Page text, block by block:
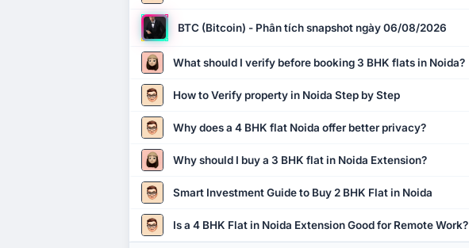
BTC (Bitcoin) - Phân tích snapshot ngày 06/08/2026
What should I verify before booking 3 BHK flats in Noida?
How to Verify property in Noida Step by Step
Why does a 4 BHK flat Noida offer better privacy?
Why should I buy a 3 BHK flat in Noida Extension?
Smart Investment Guide to Buy 2 BHK Flat in Noida
Is a 4 BHK Flat in Noida Extension Good for Remote Work?